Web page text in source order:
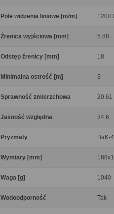
Pole widzenia liniowe [m/m] 120/
Źrenica wyjściowa [mm] 5.88
Odstęp źrenicy [mm] 18
Minimalna ostrość [m] 3
Sprawność zmierzchowa 20.61
Jasność względna 34.6
Pryzmaty BaK-
Wymiary [mm]
Waga [g] 1040
Wodoodporność Tak